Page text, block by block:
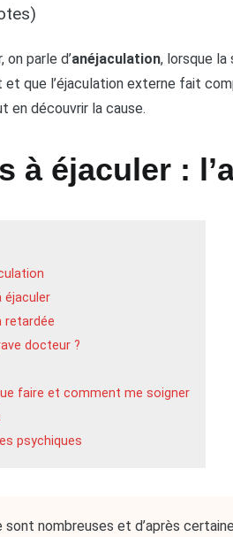
on parle d’anéjaculation, lorsque la
et que l’éjaculation externe fait
en découvrir la cause.
à éjaculer :
éjaculer
retardée
docteur ?
faire et comment me soigner
psychiques
nombreuses et d’après